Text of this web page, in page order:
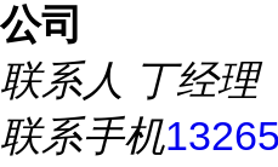
公司
联系人 丁经理
联系手机